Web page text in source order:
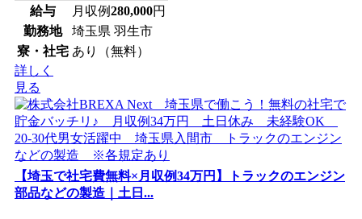
給与
月収例280,000円
勤務地
埼玉県 羽生市
寮・社宅 あり（無料）
詳しく
見る
【埼玉で社宅費無料×月収例34万円】トラックのエンジン
部品などの製造｜土日...